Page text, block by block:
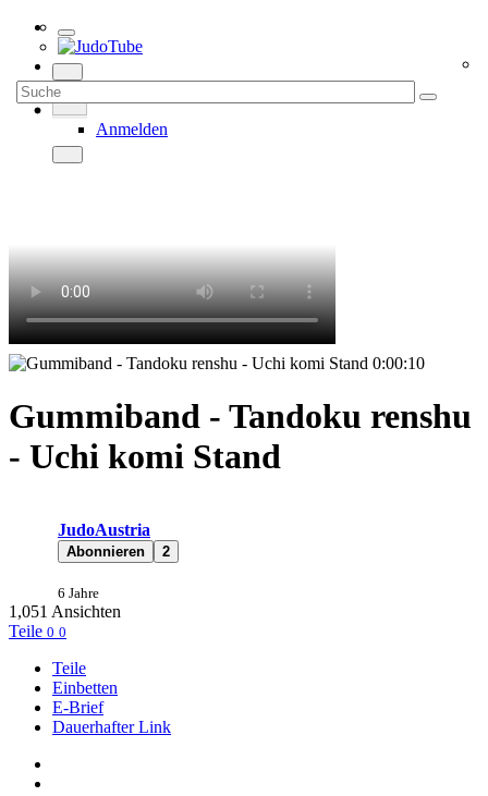
Anmelden
0:00:10
Gummiband - Tandoku renshu
- Uchi komi Stand
JudoAustria
Abonnieren 2
6 Jahre
1,051 Ansichten
Teile 0 0
Teile
Einbetten
E-Brief
Dauerhafter Link